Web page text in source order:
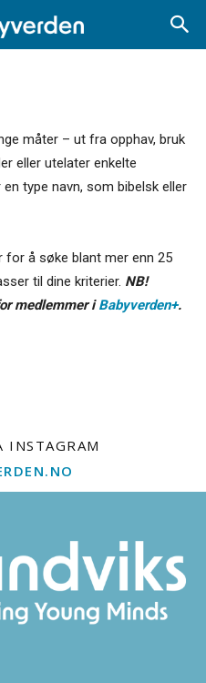
måter – ut fra opphav, bruk
eller utelater enkelte
type navn, som bibelsk eller
for å søke blant mer enn 25
til dine kriterier. NB!
medlemmer iBabyverden+.
INSTAGRAM